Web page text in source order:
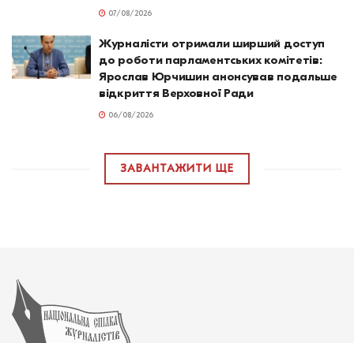
07/08/2026
Журналісти отримали ширший доступ
до роботи парламентських комітетів:
Ярослав Юрчишин анонсував подальше
відкриття Верховної Ради
06/08/2026
ЗАВАНТАЖИТИ ЩЕ